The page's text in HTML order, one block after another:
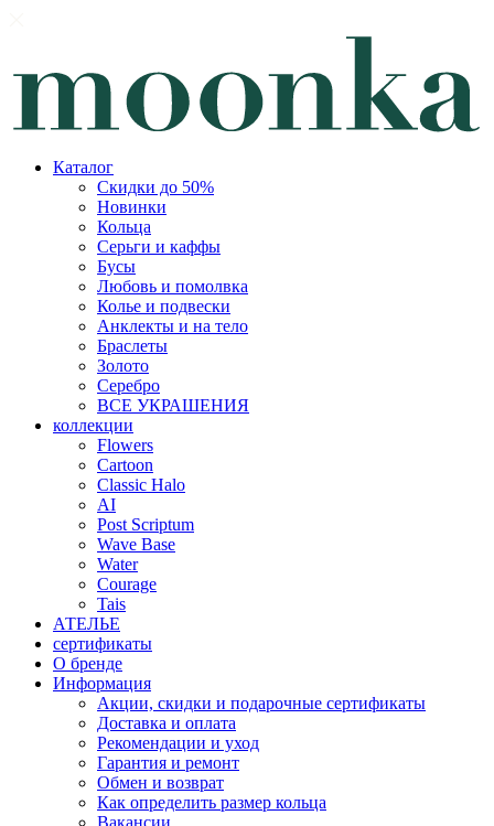
Каталог
Скидки до 50%
Новинки
Кольца
Серьги и каффы
Бусы
Любовь и помолвка
Колье и подвески
Анклекты и на тело
Браслеты
Золото
Серебро
ВСЕ УКРАШЕНИЯ
коллекции
Flowers
Cartoon
Classic Halo
AI
Post Scriptum
Wave Base
Water
Courage
Tais
АТЕЛЬЕ
сертификаты
О бренде
Информация
Акции, скидки и подарочные сертификаты
Доставка и оплата
Рекомендации и уход
Гарантия и ремонт
Обмен и возврат
Как определить размер кольца
Вакансии